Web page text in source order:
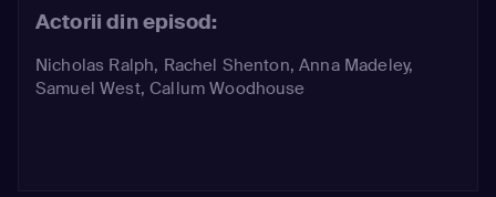
Actorii din episod:
Nicholas Ralph, Rachel Shenton,Anna Madeley,
Samuel West,Callum Woodhouse